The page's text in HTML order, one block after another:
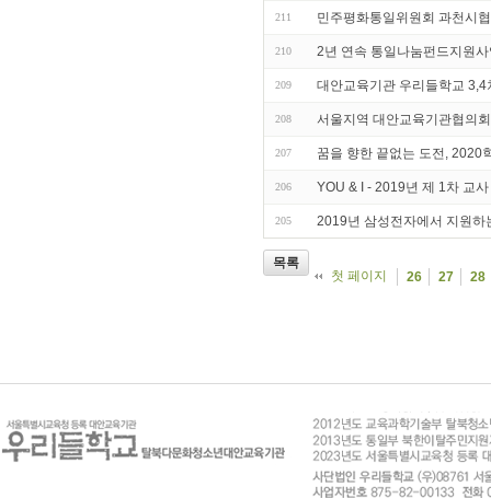
211 민주평화통일위원회 과천시
210 2년 연속 통일나눔펀드지원
209 대안교육기관 우리들학교
208 서울지역 대안교육기관협의
207 꿈을 향한 끝없는 도전, 2020
206 YOU & I - 2019년 제 1차 교
205 2019년 삼성전자에서 지원하
목록
첫 페이지
26 27 28